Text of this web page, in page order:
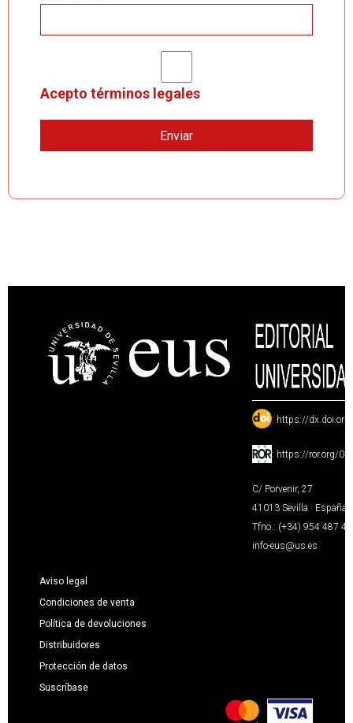
Acepto términos legales
: https://
: https://ror.org/
C/ Porvenir, 27
41013 Sevilla · España
Tfno.: (+34) 954 487
info-eus@us.es
Aviso legal
Condiciones de venta
Política de devoluciones
Distribuidores
Protección de datos
Suscríbase